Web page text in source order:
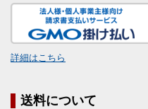
詳細はこちら
送料について